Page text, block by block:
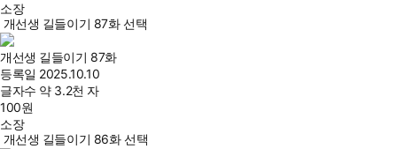
소장
개선생 길들이기 87화 선택
개선생 길들이기 87화
등록일 2025.10.10
글자수 약 3.2천 자
100원
소장
개선생 길들이기 86화 선택